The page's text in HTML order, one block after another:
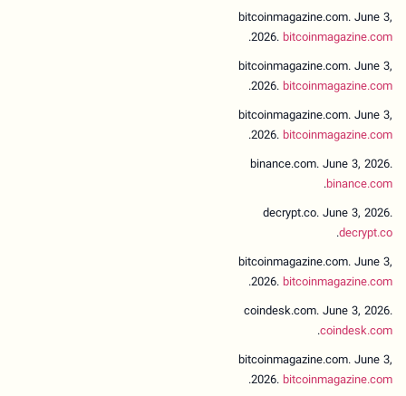
bitcoinmagazine.com. June 3,
2026. bitcoinmagazine.com
.
bitcoinmagazine.com. June 3,
2026. bitcoinmagazine.com
.
bitcoinmagazine.com. June 3,
2026. bitcoinmagazine.com
.
binance.com. June 3, 2026.
binance.com
.
decrypt.co. June 3, 2026.
decrypt.co
.
bitcoinmagazine.com. June 3,
2026. bitcoinmagazine.com
.
coindesk.com. June 3, 2026.
coindesk.com
.
bitcoinmagazine.com. June 3,
2026. bitcoinmagazine.com
.